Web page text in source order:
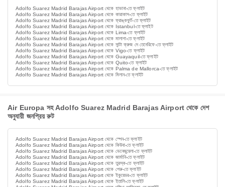
Adolfo Suarez Madrid Barajas Airport থেকে হাভানা-তে ফ্লাইট
Adolfo Suarez Madrid Barajas Airport থেকে কারাকাস-তে ফ্লাইট
Adolfo Suarez Madrid Barajas Airport থেকে ফ্রাঙ্কফুর্ট-তে ফ্লাইট
Adolfo Suarez Madrid Barajas Airport থেকে Istanbul-তে ফ্লাইট
Adolfo Suarez Madrid Barajas Airport থেকে Lima-তে ফ্লাইট
Adolfo Suarez Madrid Barajas Airport থেকে মালাগা-তে ফ্লাইট
Adolfo Suarez Madrid Barajas Airport থেকে সান্টা ক্রুজ দে তেনেরিফে-তে ফ্লাইট
Adolfo Suarez Madrid Barajas Airport থেকে Vigo-তে ফ্লাইট
Adolfo Suarez Madrid Barajas Airport থেকে Guayaquil-তে ফ্লাইট
Adolfo Suarez Madrid Barajas Airport থেকে Quito-তে ফ্লাইট
Adolfo Suarez Madrid Barajas Airport থেকে Palma de Mallorca-তে ফ্লাইট
Adolfo Suarez Madrid Barajas Airport থেকে মিলান-তে ফ্লাইট
Air Europa সহ Adolfo Suarez Madrid Barajas Airport থেকে দেশ
অনুযায়ী জনপ্রিয় রুট
Adolfo Suarez Madrid Barajas Airport থেকে স্পেন-তে ফ্লাইট
Adolfo Suarez Madrid Barajas Airport থেকে কিউবা-তে ফ্লাইট
Adolfo Suarez Madrid Barajas Airport থেকে ভেনেজুয়েলা-তে ফ্লাইট
Adolfo Suarez Madrid Barajas Airport থেকে জার্মানি-তে ফ্লাইট
Adolfo Suarez Madrid Barajas Airport থেকে তুরস্ক-তে ফ্লাইট
Adolfo Suarez Madrid Barajas Airport থেকে পেরু-তে ফ্লাইট
Adolfo Suarez Madrid Barajas Airport থেকে ইকুয়েডর-তে ফ্লাইট
Adolfo Suarez Madrid Barajas Airport থেকে ইতালি-তে ফ্লাইট